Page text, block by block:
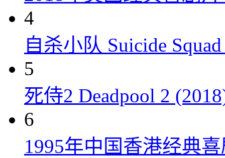
4
自杀小队 Suicide
5
死侍2 Deadpool 2
6
1995年中国香港经典